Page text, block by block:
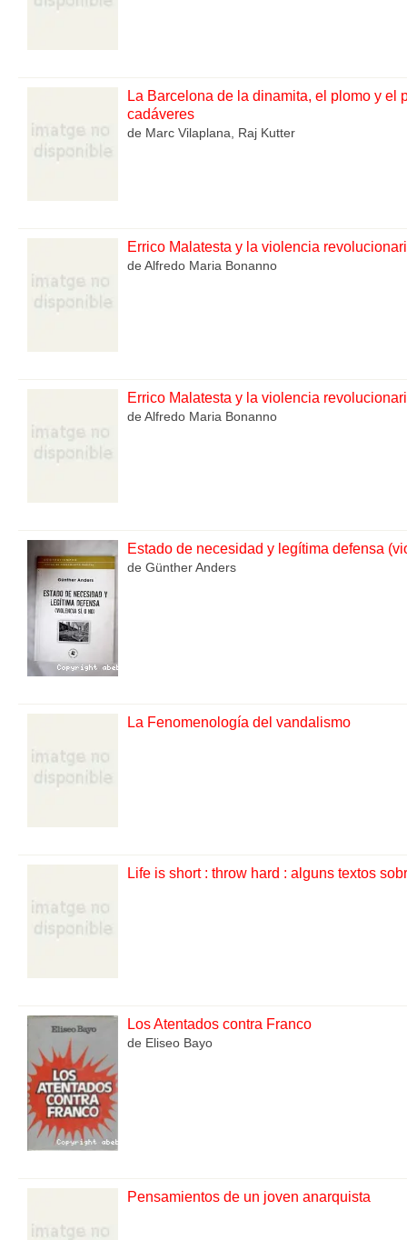
La Barcelona de la dinamita, el plomo y el
cadáveres
de Marc Vilaplana, Raj Kutter
Errico Malatesta y la violencia
de Alfredo Maria Bonanno
Errico Malatesta y la violencia
de Alfredo Maria Bonanno
Estado de necesidad y legítima defensa
de Günther Anders
La Fenomenología del vandalismo
Life is short : throw hard : alguns textos
Los Atentados contra Franco
de Eliseo Bayo
Pensamientos de un joven anarquista